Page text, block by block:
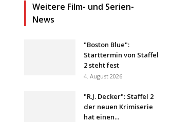
Weitere Film- und Serien-
News
"Boston Blue":
Starttermin von Staffel
2 steht fest
4. August 2026
"R.J. Decker": Staffel 2
der neuen Krimiserie
hat einen...